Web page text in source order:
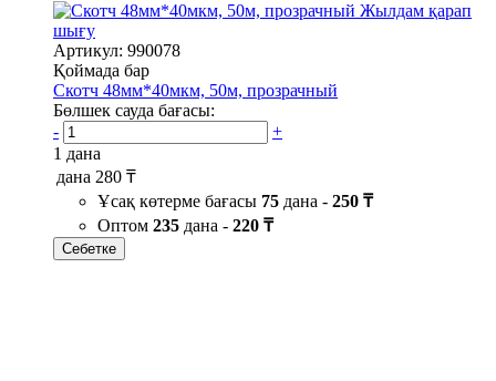
Жылдам қарап
шығу
Артикул: 990078
Қоймада бар
Скотч 48мм*40мкм, 50м, прозрачный
Бөлшек сауда бағасы:
-
+
1 дана
дана 280 ₸
Ұсақ көтерме бағасы 75 дана - 250 ₸
Оптом 235 дана - 220 ₸
Себетке